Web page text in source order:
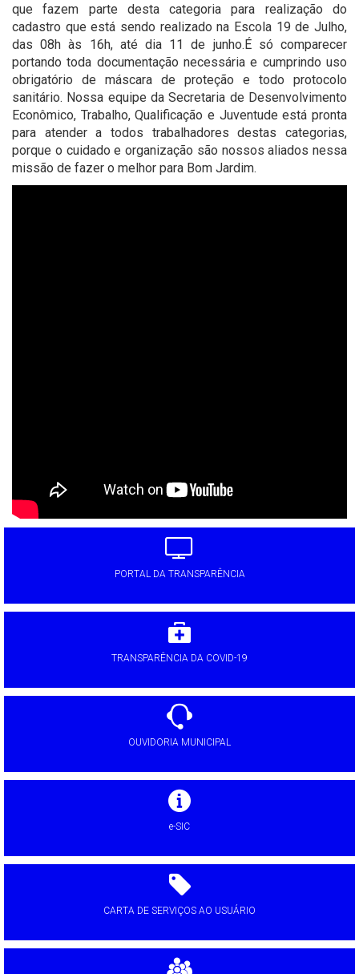
que fazem parte desta categoria para realização do
cadastro que está sendo realizado na Escola 19 de Julho,
das 08h às 16h, até dia 11 de junho.É só comparecer
portando toda documentação necessária e cumprindo uso
obrigatório de máscara de proteção e todo protocolo
sanitário. Nossa equipe da Secretaria de Desenvolvimento
Econômico, Trabalho, Qualificação e Juventude está pronta
para atender a todos trabalhadores destas categorias,
porque o cuidado e organização são nossos aliados nessa
missão de fazer o melhor para Bom Jardim.
PORTAL DA TRANSPARÊNCIA
TRANSPARÊNCIA DA COVID-19
OUVIDORIA MUNICIPAL
e-SIC
CARTA DE SERVIÇOS AO USUÁRIO